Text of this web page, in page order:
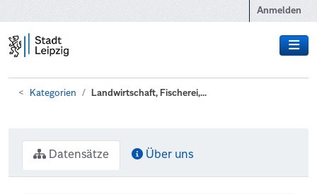
Anmelden
Kategorien Landwirtschaft, Fischerei,...
Datensätze Über uns